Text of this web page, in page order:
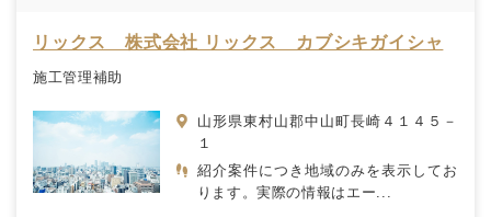
リックス 株式会社 リックス カブシキガイシャ
施工管理補助
山形県東村山郡中山町長崎４１４５－
１
紹介案件につき地域のみを表示してお
ります。実際の情報はエー...